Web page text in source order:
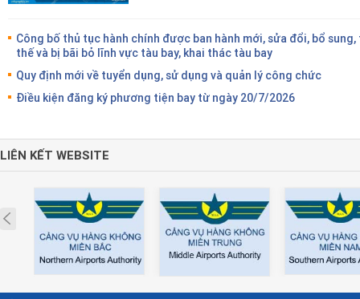
Công bố thủ tục hành chính được ban hành mới, sửa đổi, bổ sung,
thế và bị bãi bỏ lĩnh vực tàu bay, khai thác tàu bay
Quy định mới về tuyển dụng, sử dụng và quản lý công chức
Điều kiện đăng ký phương tiện bay từ ngày 20/7/2026
LIÊN KẾT WEBSITE
Prev